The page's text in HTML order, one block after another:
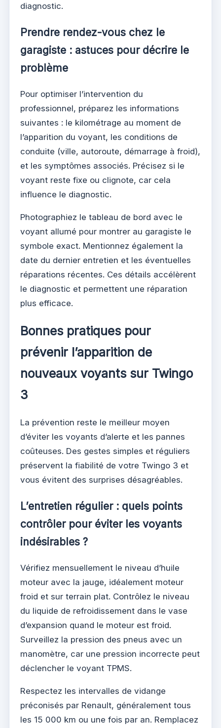
diagnostic.
Prendre rendez-vous chez le
garagiste : astuces pour décrire le
problème
Pour optimiser l’intervention du
professionnel, préparez les informations
suivantes : le kilométrage au moment de
l’apparition du voyant, les conditions de
conduite (ville, autoroute, démarrage à froid),
et les symptômes associés. Précisez si le
voyant reste fixe ou clignote, car cela
influence le diagnostic.
Photographiez le tableau de bord avec le
voyant allumé pour montrer au garagiste le
symbole exact. Mentionnez également la
date du dernier entretien et les éventuelles
réparations récentes. Ces détails accélèrent
le diagnostic et permettent une réparation
plus efficace.
Bonnes pratiques pour
prévenir l’apparition de
nouveaux voyants sur Twingo
3
La prévention reste le meilleur moyen
d’éviter les voyants d’alerte et les pannes
coûteuses. Des gestes simples et réguliers
préservent la fiabilité de votre Twingo 3 et
vous évitent des surprises désagréables.
L’entretien régulier : quels points
contrôler pour éviter les voyants
indésirables ?
Vérifiez mensuellement le niveau d’huile
moteur avec la jauge, idéalement moteur
froid et sur terrain plat. Contrôlez le niveau
du liquide de refroidissement dans le vase
d’expansion quand le moteur est froid.
Surveillez la pression des pneus avec un
manomètre, car une pression incorrecte peut
déclencher le voyant TPMS.
Respectez les intervalles de vidange
préconisés par Renault, généralement tous
les 15 000 km ou une fois par an. Remplacez